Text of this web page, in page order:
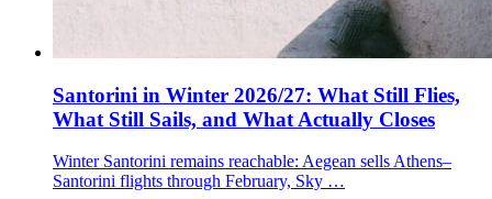
Santorini in Winter 2026/27: What Still Flies,
What Still Sails, and What Actually Closes
Winter Santorini remains reachable: Aegean sells Athens–
Santorini flights through February, Sky …